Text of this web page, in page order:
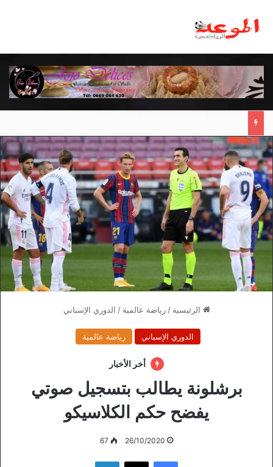
الرئيسية / رياضة عالمية / الدوري الإسباني
الدوري الإسباني رياضة عالمية
أخر الأخبار
برشلونة يطالب بتسجيل صوتي
يفضح حكم الكلاسيكو
26/10/2020
67
فيسبوك ‫X لينكدإن